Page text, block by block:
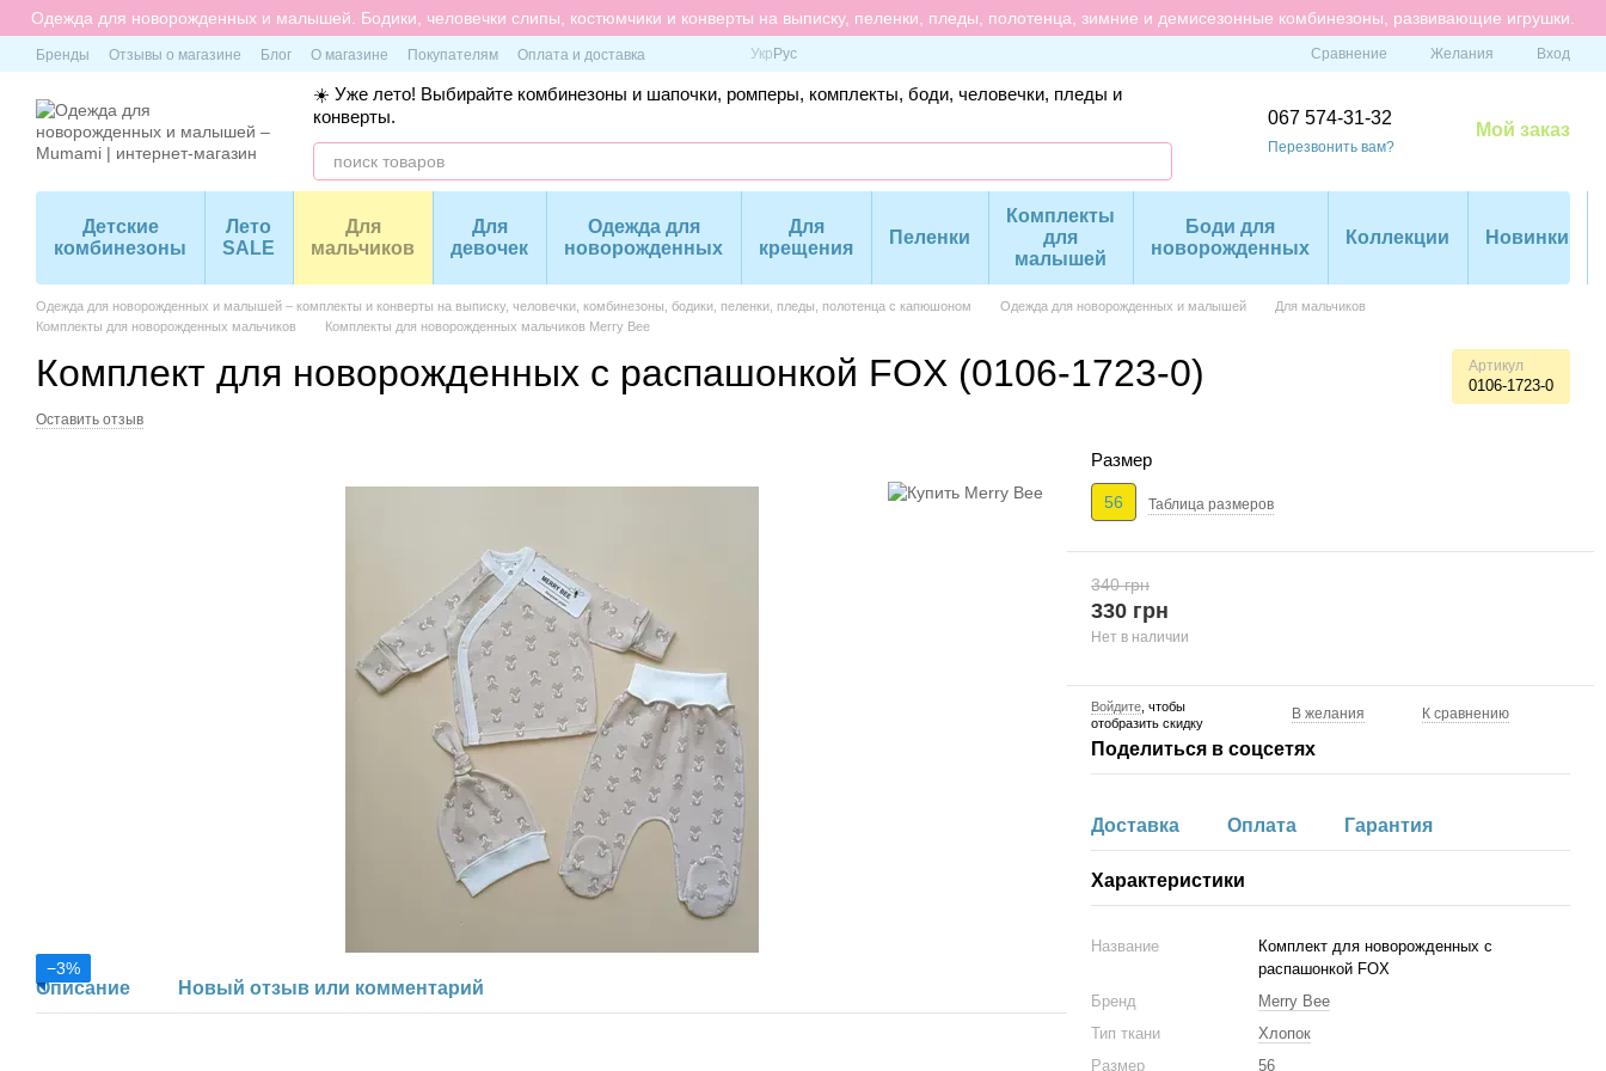
Перейти к основному контенту
Одежда для новорожденных и малышей. Бодики, человечки слипы, костюмчики и конверты на выписку, пеленки, пледы, полотенца, зимние и демисезонные комбинезоны, развивающие игрушки.
Бренды Отзывы о магазине Блог О магазине Покупателям Оплата и доставка Укр Рус Сравнение Желания Вход
☀️ Уже лето! Выбирайте комбинезоны и шапочки, ромперы, комплекты, боди, человечки, пледы и
конверты.
067 574-31-32
Перезвонить вам?
Мой заказ
Детские
комбинезоны
Лето
SALE
Для
мальчиков
Для
девочек
Одежда для
новорожденных
Для
крещения
Пеленки
Комплекты
для
малышей
Боди для
новорожденных
Коллекции Новинки
Одежда для новорожденных и малышей – комплекты и конверты на выписку, человечки, комбинезоны, бодики, пеленки, пледы, полотенца с капюшоном Одежда для новорожденных и малышей
Для мальчиков
Комплекты для новорожденных мальчиков
Комплекты для новорожденных мальчиков Merry Bee
Комплект для новорожденных с распашонкой FOX (0106-1723-0) Артикул
0106-1723-0
Оставить отзыв
−3%
Описание Новый отзыв или комментарий
Размер
56 Таблица размеров
340 грн
330 грн
Нет в наличии
Войдите , чтобы
отобразить скидку
В желания К сравнению
Поделиться в соцсетях
Доставка Оплата Гарантия
Характеристики
Название
Комплект для новорожденных с
распашонкой FOX
Бренд
Merry Bee
Тип ткани
Хлопок
Размер
56